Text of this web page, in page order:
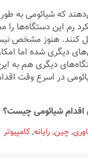
که شیائومی به
رم این دستگاه‌ها را
کنند. هنوز مشخص
دیگری شده اما
دیگری هم به این
در اسرع وقت
اقدام شیائومی چیست؟
,چین,رایانه,کامپیوتر